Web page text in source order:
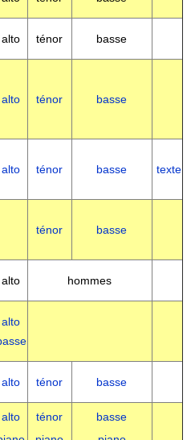
alto ténor basse
alto ténor basse
alto ténor basse texte
ténor basse
alto hommes
alto
alto ténor basse
alto
ténor
basse